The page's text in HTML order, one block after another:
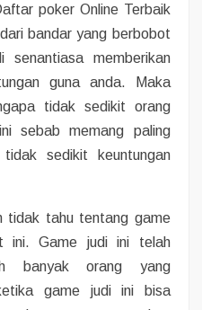
poker Online Terbaik
bandar yang berbobot
memberikan
guna anda. Maka
tidak sedikit orang
sebab memang paling
sedikit keuntungan
tidak tahu tentang game
ini. Game judi ini telah
banyak orang yang
game judi ini bisa